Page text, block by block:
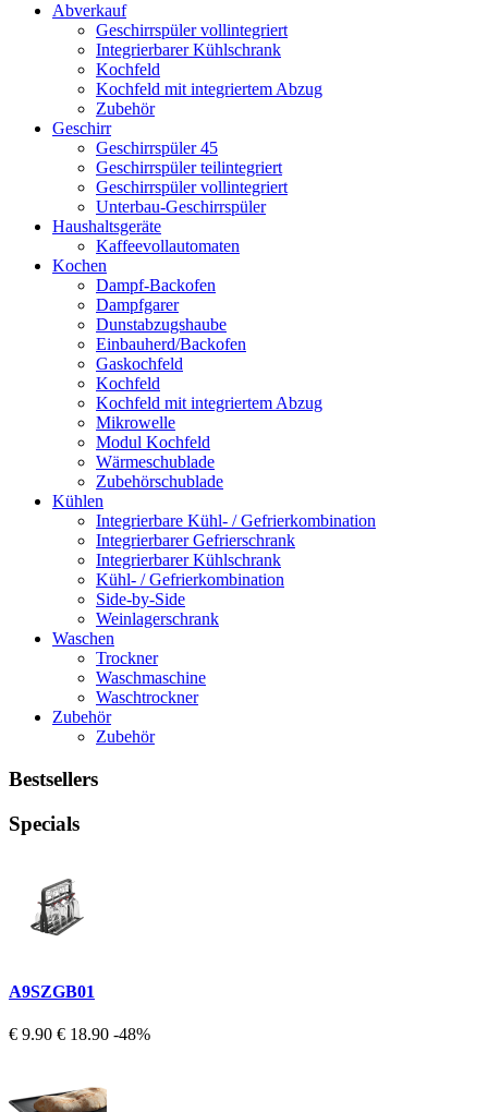
Abverkauf
Geschirrspüler vollintegriert
Integrierbarer Kühlschrank
Kochfeld
Kochfeld mit integriertem Abzug
Zubehör
Geschirr
Geschirrspüler 45
Geschirrspüler teilintegriert
Geschirrspüler vollintegriert
Unterbau-Geschirrspüler
Haushaltsgeräte
Kaffeevollautomaten
Kochen
Dampf-Backofen
Dampfgarer
Dunstabzugshaube
Einbauherd/Backofen
Gaskochfeld
Kochfeld
Kochfeld mit integriertem Abzug
Mikrowelle
Modul Kochfeld
Wärmeschublade
Zubehörschublade
Kühlen
Integrierbare Kühl- / Gefrierkombination
Integrierbarer Gefrierschrank
Integrierbarer Kühlschrank
Kühl- / Gefrierkombination
Side-by-Side
Weinlagerschrank
Waschen
Trockner
Waschmaschine
Waschtrockner
Zubehör
Zubehör
Bestsellers
Specials
A9SZGB01
€ 9.90 € 18.90 -48%